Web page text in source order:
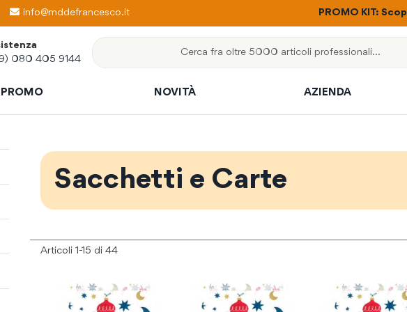
info@mddefrancesco.it
prodotti puoi avere con un solo ordine PROMO KIT:
080 405 9144
PROMO NOVITÀ AZIENDA
Sacchetti e Carte
Articoli 1-15 di 44